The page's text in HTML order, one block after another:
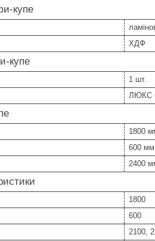
купе
ХДФ
купе
1 шт.
ЛЮКС
1800
600 мм
2400
1800
600
2100,